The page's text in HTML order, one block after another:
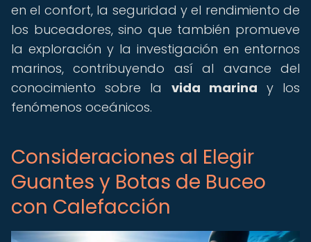
en el confort, la seguridad y el rendimiento de
los buceadores, sino que también promueve
la exploración y la investigación en entornos
marinos, contribuyendo así al avance del
conocimiento sobre la vida marina y los
fenómenos oceánicos.
Consideraciones al Elegir
Guantes y Botas de Buceo
con Calefacción